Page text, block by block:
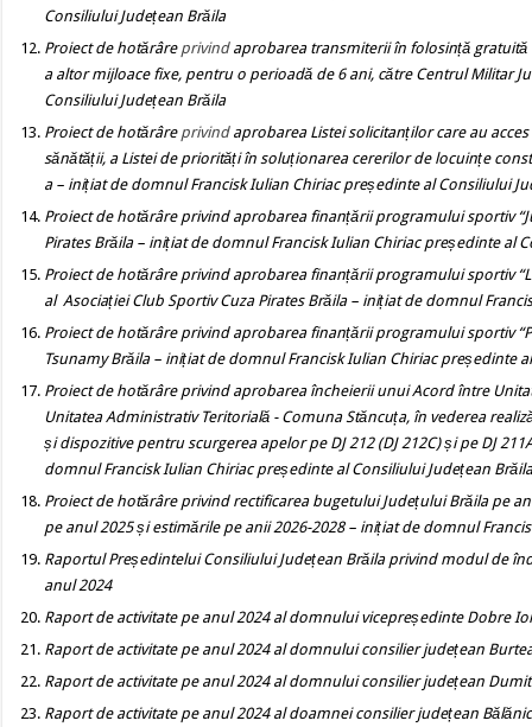
Consiliului Județean Brăila
Proiect de hotărâre privind aprobarea transmiterii în folosință
a altor mijloace fixe, pentru o perioadă de 6 ani, către Centrul Militar
Consiliului Județean Brăila
Proiect de hotărâre privind aprobarea Listei solicitanților care au
sănătății, a Listei de priorități în soluționarea cererilor de locuințe
a – inițiat de domnul Francisk Iulian Chiriac președinte alConsiliului
Proiect de hotărâre privind aprobarea finanțării programului sportiv
Pirates Brăila – inițiat de domnul Francisk Iulian Chiriac președinte al
Proiect de hotărâre privind aprobarea finanțării programului sportiv
al Asociației Club Sportiv Cuza Pirates Brăila – inițiat de domnul
Proiect de hotărâre privind aprobarea finanțării programului sportiv
Tsunamy Brăila – inițiat de domnul Francisk Iulian Chiriac președinte
Proiect de hotărâre privind aprobarea încheierii unui Acord între
Unitatea Administrativ Teritorială - Comuna Stăncuța, în vederea
și dispozitive pentru scurgerea apelor pe DJ 212 (DJ 212C) și pe DJ
domnul Francisk Iulian Chiriac președinte al Consiliului Județean
Proiect de hotărâre privind rectificarea bugetului Județului Brăila pe
pe anul 2025 și estimările pe anii 2026-2028 – inițiat de domnul
Raportul Președintelui Consiliului Județean Brăila privind modul de
anul 2024
Raport de activitate pe anul 2024 al domnului vicepreședinte Dobre
Raport de activitate pe anul 2024 al domnului consilier județean
Raport de activitate pe anul 2024 al domnului consilier județean
Raport de activitate pe anul 2024 al doamnei consilier județean